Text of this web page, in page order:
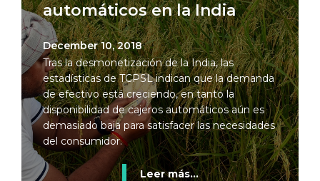
automáticos en la India
December 10, 2018
Tras la desmonetización de la India, las
estadísticas de TCPSL indican que la demanda
de efectivo está creciendo, en tanto la
disponibilidad de cajeros automáticos aún es
demasiado baja para satisfacer las necesidades
del consumidor.
Leer más...